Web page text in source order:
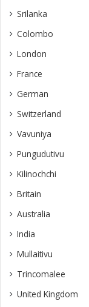
Srilanka
Colombo
London
France
German
Switzerland
Vavuniya
Pungudutivu
Kilinochchi
Britain
Australia
India
Mullaitivu
Trincomalee
United Kingdom